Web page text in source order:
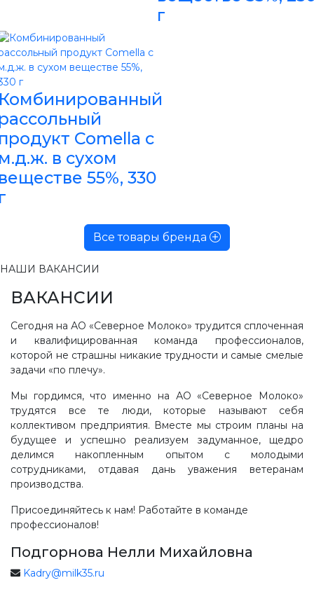
г
Comella с
в сухом
55%, 330
Все товары бренда
НАШИ ВАКАНСИИ
ВАКАНСИИ
Сегодня на АО «Северное Молоко» трудится сплоченная
и квалифицированная команда профессионалов,
которой не страшны никакие трудности и самые смелые
задачи «по плечу».
Мы гордимся, что именно на АО «Северное Молоко»
трудятся все те люди, которые называют себя
коллективом предприятия. Вместе мы строим планы на
будущее и успешно реализуем задуманное, щедро
делимся накопленным опытом с молодыми
сотрудниками, отдавая дань уважения ветеранам
производства.
Присоединяйтесь к нам! Работайте в команде
профессионалов!
Подгорнова Нелли Михайловна
Kadry@milk35.ru